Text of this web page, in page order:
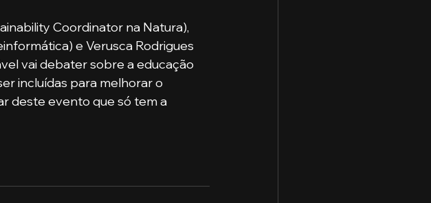
Coordinator na Natura),
e Verusca Rodrigues
vai debater sobre a educação
incluídas para melhorar o
deste evento que só tem a